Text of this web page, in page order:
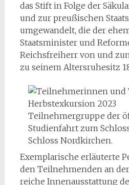
das Stift in Folge der
und zur preußischen
umgewandelt, die der
Staatsminister und
Reichsfreiherr von und
zu seinem Altersruhesitz
Teilnehmergruppe der
Studienfahrt zum
Schloss Nordkirchen.
Exemplarische erläuterte
den Teilnehmenden an
reiche Innenausstattung